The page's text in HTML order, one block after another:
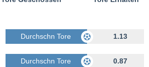
Durchschn Tore Geschossen 1.13
Durchschn Tore Erhalten 0.87